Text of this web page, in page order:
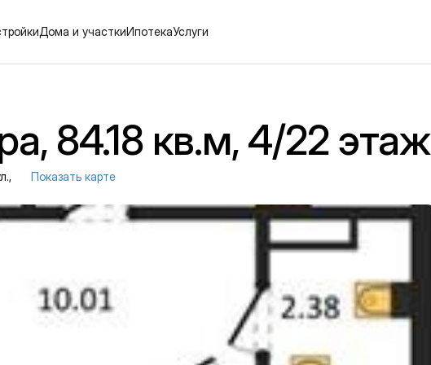
Дома и участкиИпотекаУслуги
84.18 кв.м, 4/22 этаж
Показать карте